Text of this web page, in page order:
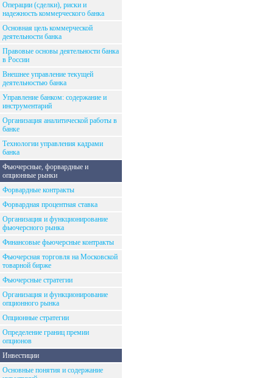
Операции (сделки), риски и
надежность коммерческого банка
Основная цель коммерческой
деятельности банка
Правовые основы деятельности банка
в России
Внешнее управление текущей
деятельностью банка
Управление банком: содержание и
инструментарий
Организация аналитической работы в
банке
Технологии управления кадрами
банка
Фьючерсные, форвардные и
опционные рынки
Форвардные контракты
Форвардная процентная ставка
Организация и функционирование
фьючерсного рынка
Финансовые фьючерсные контракты
Фьючерсная торговля на Московской
товарной бирже
Фьючерсные стратегии
Организация и функционирование
опционного рынка
Опционные стратегии
Определение границ премии
опционов
Инвестиции
Основные понятия и содержание